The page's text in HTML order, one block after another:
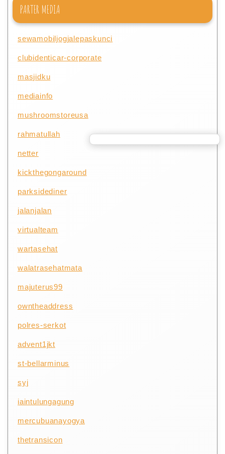
PARTER MEDIA
sewamobiljogjalepaskunci
clubidenticar-corporate
masjidku
mediainfo
mushroomstoreusa
rahmatullah
netter
kickthegongaround
parksidediner
jalanjalan
virtualteam
wartasehat
walatrasehatmata
majuterus99
owntheaddress
polres-serkot
advent1jkt
st-bellarminus
syj
iaintulungagung
mercubuanayogya
thetransicon